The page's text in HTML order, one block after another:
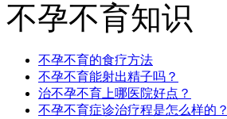
不孕不育知识
不孕不育的食疗方法
不孕不育能射出精子吗？
治不孕不育上哪医院好点？
不孕不育症诊治疗程是怎么样的？